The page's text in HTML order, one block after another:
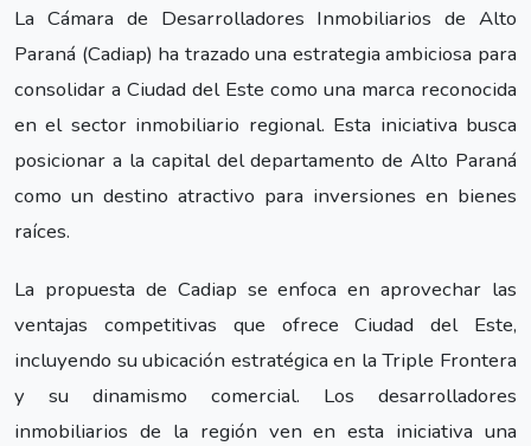
La Cámara de Desarrolladores Inmobiliarios de Alto
Paraná (Cadiap) ha trazado una estrategia ambiciosa para
consolidar a Ciudad del Este como una marca reconocida
en el sector inmobiliario regional. Esta iniciativa busca
posicionar a la capital del departamento de Alto Paraná
como un destino atractivo para inversiones en bienes
raíces.
La propuesta de Cadiap se enfoca en aprovechar las
ventajas competitivas que ofrece Ciudad del Este,
incluyendo su ubicación estratégica en la Triple Frontera
y su dinamismo comercial. Los desarrolladores
inmobiliarios de la región ven en esta iniciativa una